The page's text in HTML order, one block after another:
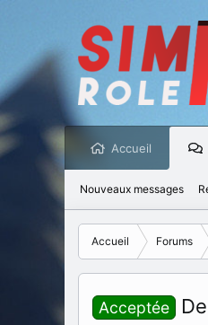
Accueil
Nouveaux messages
Accueil Forums
Acceptée